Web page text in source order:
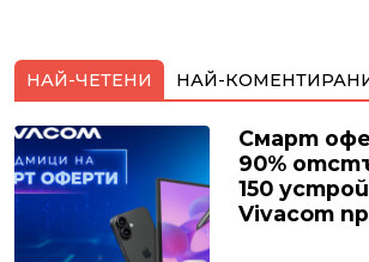
НАЙ-ЧЕТЕНИ НАЙ-
Смарт
90%
150
Vivacom